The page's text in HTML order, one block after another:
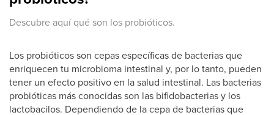
Descubre aquí qué son los probióticos.
Los probióticos son cepas específicas de bacterias que
enriquecen tu microbioma intestinal y, por lo tanto, pueden
tener un efecto positivo en la salud intestinal. Las bacterias
probióticas más conocidas son las bifidobacterias y los
lactobacilos. Dependiendo de la cepa de bacterias que